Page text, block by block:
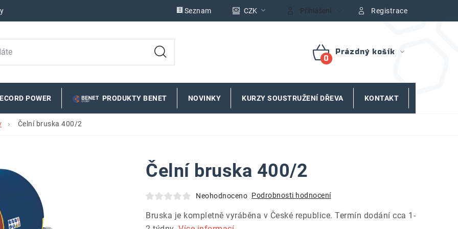
Seznam CZK Přihlášení Registrace
NÁKUPNÍ
Prázdný košík
POWER PRODUKTY BENET NOVINKY KURZY SOUSTRUŽENÍ DŘEVA KONTAKT
Čelní bruska 400/2
Čelní bruska 400/2
Neohodnoceno Podrobnosti hodnocení
Bruska je kompletně vyráběna v České republice. Termín dodání cca 1-